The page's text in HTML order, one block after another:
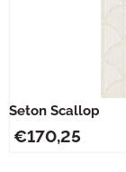
Seton Scallop
€170,25